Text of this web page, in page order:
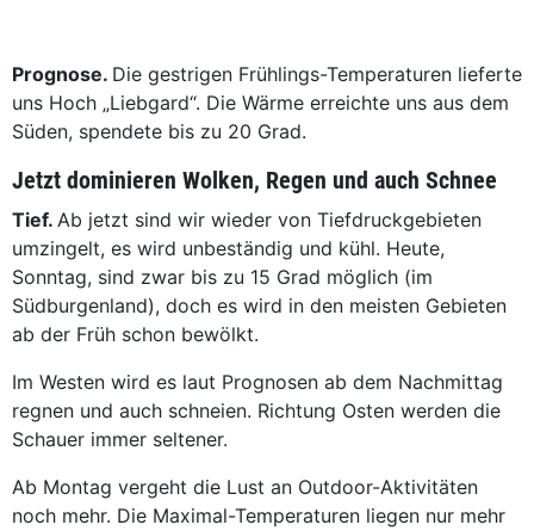
Prognose. Die gestrigen Frühlings-Temperaturen lieferte
uns Hoch „Liebgard“. Die Wärme erreichte uns aus dem
Süden, spendete bis zu 20 Grad.
Jetzt dominieren Wolken, Regen und auch Schnee
Tief. Ab jetzt sind wir wieder von Tiefdruckgebieten
umzingelt, es wird unbeständig und kühl. Heute,
Sonntag, sind zwar bis zu 15 Grad möglich (im
Südburgenland), doch es wird in den meisten Gebieten
ab der Früh schon bewölkt.
Im Westen wird es laut Prognosen ab dem Nachmittag
regnen und auch schneien. Richtung Osten werden die
Schauer immer seltener.
Ab Montag vergeht die Lust an Outdoor-Aktivitäten
noch mehr. Die Maximal-Temperaturen liegen nur mehr